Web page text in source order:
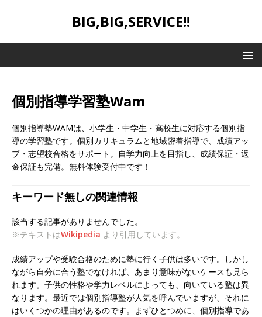
BIG,BIG,SERVICE!!
個別指導学習塾Wam
個別指導塾WAMは、小学生・中学生・高校生に対応する個別指
導の学習塾です。個別カリキュラムと地域密着指導で、成績アッ
プ・志望校合格をサポート。自学力向上を目指し、成績保証・返
金保証も完備。無料体験受付中です！
キーワード無しの関連情報
該当する記事がありませんでした。
※テキストはWikipedia より引用しています。
成績アップや受験合格のために塾に行く子供は多いです。しかし
ながら自分に合う塾でなければ、あまり意味がないケースも見ら
れます。子供の性格や学力レベルによっても、向いている塾は異
なります。最近では個別指導塾が人気を呼んでいますが、それに
はいくつかの理由があるのです。まずひとつめに、個別指導であ